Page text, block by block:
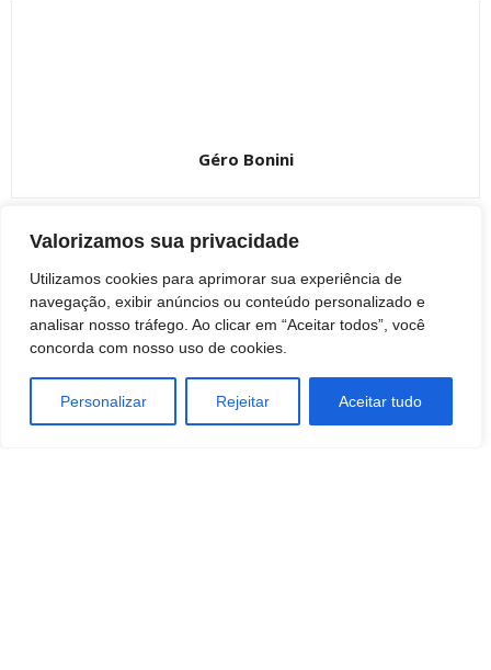
Valorizamos sua privacidade
Utilizamos cookies para aprimorar sua experiência de
navegação, exibir anúncios ou conteúdo personalizado e
analisar nosso tráfego. Ao clicar em “Aceitar todos”, você
concorda com nosso uso de cookies.
Personalizar Rejeitar Aceitar tudo
Géro Bonini
ARTIGOS RELACIONADOS
Botucatu: Obituário 7 de agosto de 2026
Ninguém acerta e prêmio da Mega-Sena